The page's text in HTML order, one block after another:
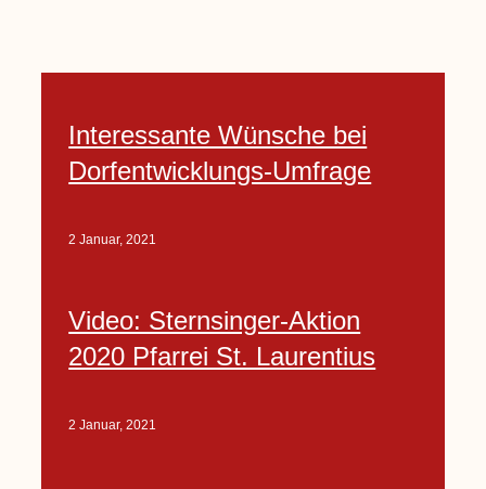
Interessante Wünsche bei
Dorfentwicklungs-Umfrage
2 Januar, 2021
Video: Sternsinger-Aktion
2020 Pfarrei St. Laurentius
2 Januar, 2021